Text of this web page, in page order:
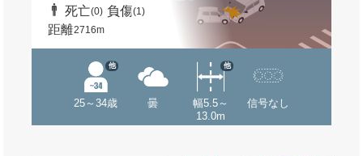
死亡(0) 負傷(1)
距離2716m
25～34歳
他
曇
幅5.5～
13.0m
他
信号なし